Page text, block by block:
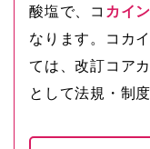
酸塩で、コ カイン
なります。コカ
ては、改訂コア
として法規・制